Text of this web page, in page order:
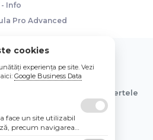
Info
Pro Advanced
Online Store SRL
in lei si includ tva. Ofertele
disponibil.
cookies
experiența pe site. Vezi
Google Business Data
face un site utilizabil
precum navigarea